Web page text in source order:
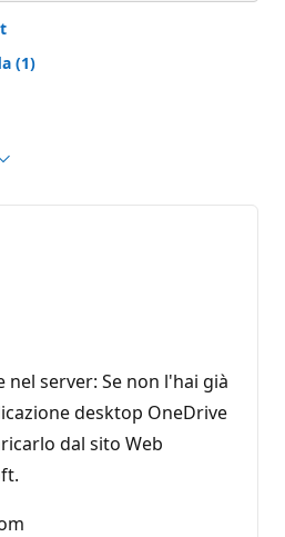
(1)
server: Se non l'hai già
desktop OneDrive
dal sito Web